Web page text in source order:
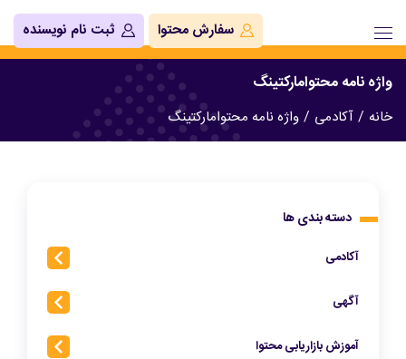
سفارش محتوا ثبت نام نویسنده
واژه نامه محتوامارکتینگ
خانه / آکادمی / واژه نامه محتوامارکتینگ
دسته بندی ها
آکادمی
آگهی
آموزش بازاریابی محتوا